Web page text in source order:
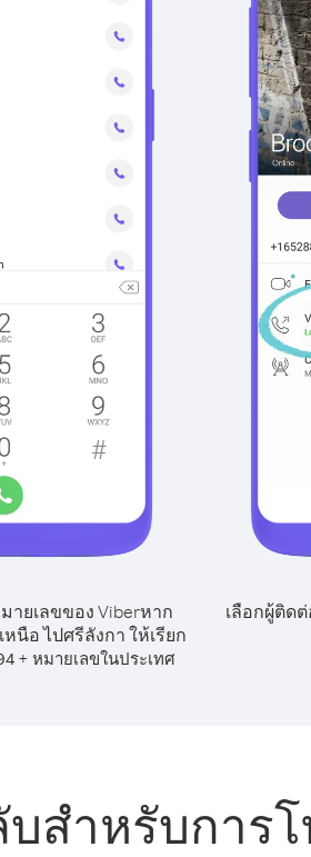
ยเลขของ Viberหาก
นือ ไปศรีลังกา ให้เรียก
+ หมายเลขในประเทศ
เลือกผู้ติด
สำหรับการ